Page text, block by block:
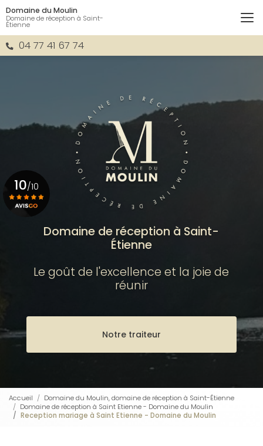
Aller
au
contenu
principal04 77 41 67 74
Domaine du Moulin
Domaine de réception à Saint-
Étienne
Domaine de réception à Saint-
Étienne
Le goût de l'excellence et la joie de
réunir
Notre traiteur
10/10
Accueil
Domaine du Moulin, domaine de réception à Saint-Étienne
Domaine de réception à Saint Etienne - Domaine du Moulin
Reception mariage à Saint Etienne - Domaine du Moulin